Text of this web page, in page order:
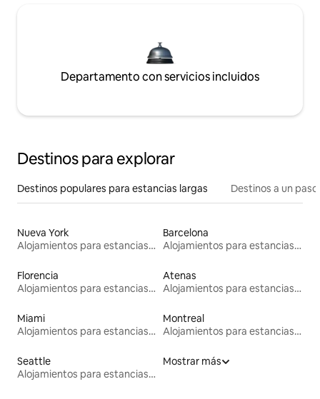
Departamento con servicios incluidos
Destinos para explorar
Destinos populares para estancias largas Destinos a un
Nueva York
Alojamientos para estancias largas
Barcelona
Alojamientos para estancias largas
Florencia
Alojamientos para estancias largas
Atenas
Alojamientos para estancias largas
Miami
Alojamientos para estancias largas
Montreal
Alojamientos para estancias largas
Seattle
Alojamientos para estancias largas
Mostrar más